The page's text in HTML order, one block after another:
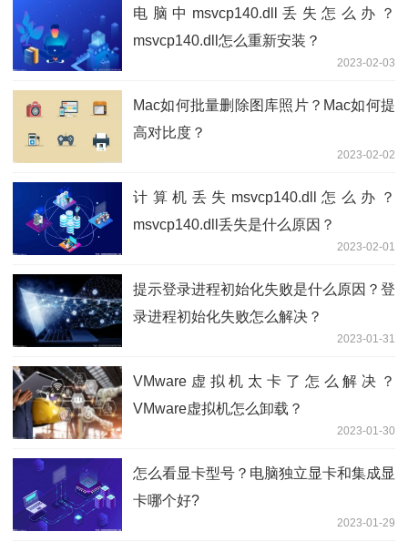
电脑中msvcp140.dll丢失怎么办？
msvcp140.dll怎么重新安装？
2023-02-03
Mac如何批量删除图库照片？Mac如何提
高对比度？
2023-02-02
计算机丢失msvcp140.dll怎么办？
msvcp140.dll丢失是什么原因？
2023-02-01
提示登录进程初始化失败是什么原因？登
录进程初始化失败怎么解决？
2023-01-31
VMware虚拟机太卡了怎么解决？
VMware虚拟机怎么卸载？
2023-01-30
怎么看显卡型号？电脑独立显卡和集成显
卡哪个好?
2023-01-29